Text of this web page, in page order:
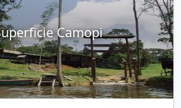
Camopi